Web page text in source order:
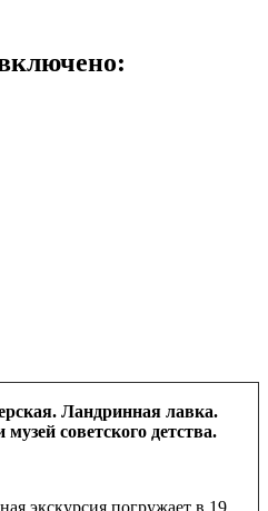
Ландринная лавка.
советского детства.
экскурсия погружает в 19